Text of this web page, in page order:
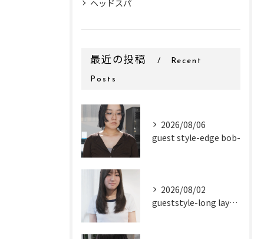
ヘッドスパ
最近の投稿 Recent
Posts
2026/08/06
guest style-edge bob-
2026/08/02
gueststyle-long layer-